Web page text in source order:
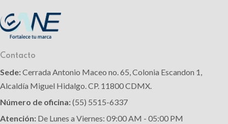
Contacto
Sede:Cerrada Antonio Maceo no. 65, Colonia Escandon 1,
Alcaldía Miguel Hidalgo. CP. 11800 CDMX.
Número de oficina:(55) 5515-6337
Atención: De Lunes a Viernes: 09:00 AM - 05:00 PM